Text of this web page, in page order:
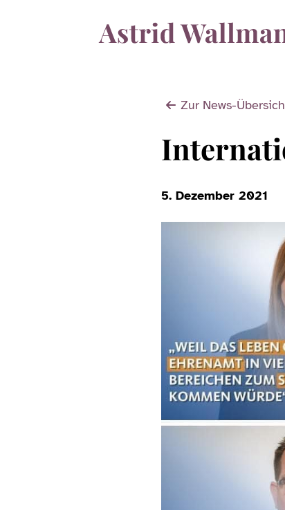
Zur News-
5. Dezember 2021